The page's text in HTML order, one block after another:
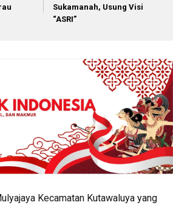
Sukamanah, Usung Visi
“ASRI”
Kecamatan Kutawaluya yang